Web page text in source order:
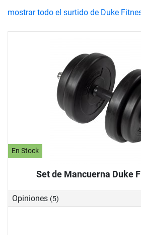
En Stock
Set de Mancuerna Duke
Opiniones (5)
mostrar todo el surtido de Duke